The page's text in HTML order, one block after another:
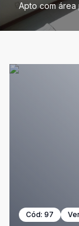
Apto com
Cód: 97